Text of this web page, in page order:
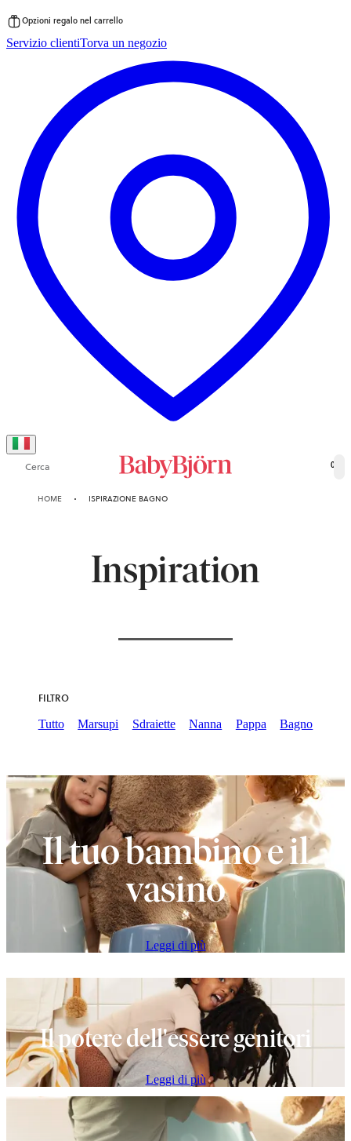
al
Opzioni regalo nel carrello
Servizio clientiTorva un negozio
Cerca 0
HOME ISPIRAZIONE BAGNO
Inspiration
FILTRO
Tutto
Marsupi Sdraiette Nanna Pappa Bagno
Il tuo bambino e il
vasino
Leggi di più
Il potere dell'essere genitori
Leggi di più